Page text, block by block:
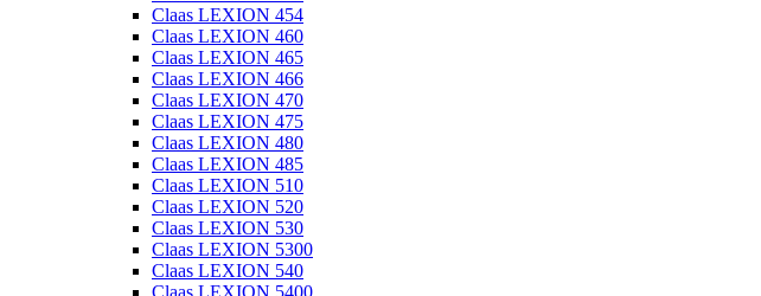
Claas LEXION 454
Claas LEXION 460
Claas LEXION 465
Claas LEXION 466
Claas LEXION 470
Claas LEXION 475
Claas LEXION 480
Claas LEXION 485
Claas LEXION 510
Claas LEXION 520
Claas LEXION 530
Claas LEXION 5300
Claas LEXION 540
Claas LEXION 5400